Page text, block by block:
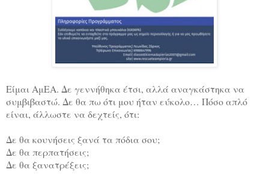
Είμαι ΑμΕΑ. Δε γεννήθηκα έτσι, αλλά αναγκάστηκα να
συμβιβαστώ. Δε θα πω ότι μου ήταν εύκολο… Πόσο απλό
είναι, άλλωστε να δεχτείς, ότι:
Δε θα κουνήσεις ξανά τα πόδια σου;
Δε θα περπατήσεις;
Δε θα ξανατρέξεις;